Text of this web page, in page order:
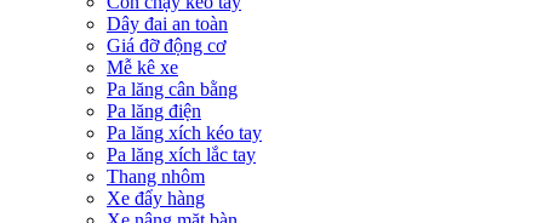
Dây đai an toàn
Giá đỡ động cơ
Mễ kê xe
Pa lăng cân bằng
Pa lăng điện
Pa lăng xích kéo tay
Pa lăng xích lắc tay
Thang nhôm
Xe đẩy hàng